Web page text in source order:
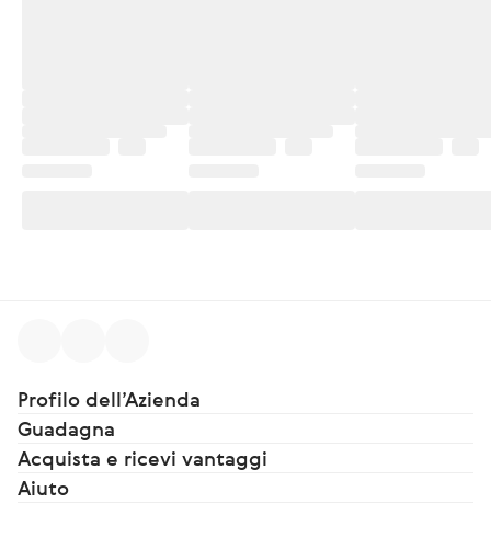
Profilo dell’Azienda
Guadagna
Acquista e ricevi vantaggi
Aiuto